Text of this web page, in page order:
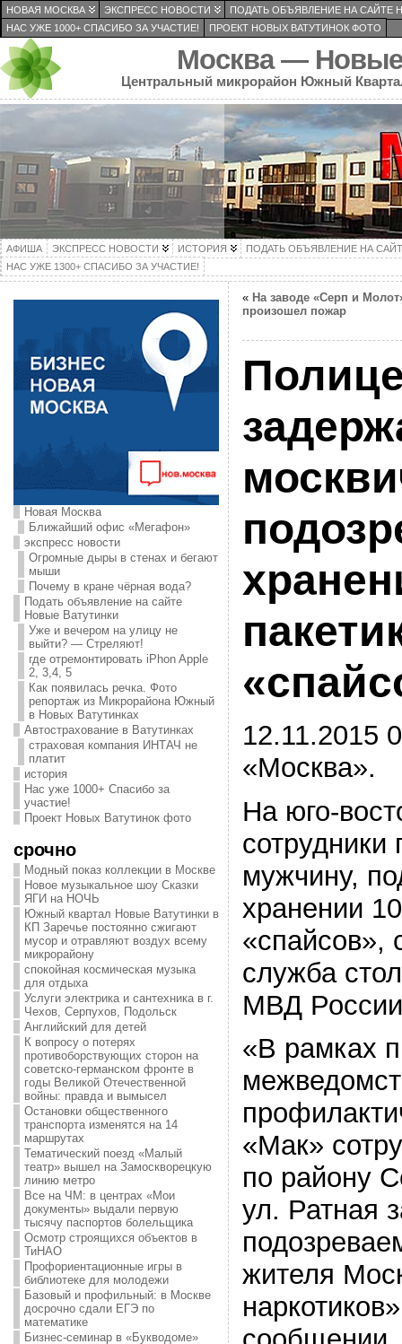
НОВАЯ МОСКВА ЭКСПРЕСС НОВОСТИ
ПОДАТЬ ОБЪЯВЛЕНИЕ НА САЙТЕ
НАС УЖЕ 1000+ СПАСИБО ЗА УЧАСТИЕ!
ПРОЕКТ НОВЫХ ВАТУТИНОК ФОТО
Москва — Новые
Центральный микрорайон Южный
АФИША ЭКСПРЕСС НОВОСТИ ИСТОРИЯ
ПОДАТЬ ОБЪЯВЛЕНИЕ НА
НАС УЖЕ 1300+ СПАСИБО ЗА УЧАСТИЕ!
Новая Москва
Ближайший офис «Мегафон»
экспресс новости
Огромные дыры в стенах и бегают
мыши
Почему в кране чёрная вода?
Подать объявление на сайте
Новые Ватутинки
Уже и вечером на улицу не
выйти? — Стреляют!
где отремонтировать iPhon Apple
2, 3,4, 5
Как появилась речка. Фото
репортаж из Микрорайона Южный
в Новых Ватутинках
Автострахование в Ватутинках
страховая компания ИНТАЧ не
платит
история
Нас уже 1000+ Спасибо за
участие!
Проект Новых Ватутинок фото
срочно
Модный показ коллекции в Москве
Новое музыкальное шоу Сказки
ЯГИ на НОЧЬ
Южный квартал Новые Ватутинки в
КП Заречье постоянно сжигают
мусор и отравляют воздух всему
микрорайону
спокойная космическая музыка
для отдыха
Услуги электрика и сантехника в г.
Чехов, Серпухов, Подольск
Английский для детей
К вопросу о потерях
противоборствующих сторон на
советско-германском фронте в
годы Великой Отечественной
войны: правда и вымысел
Остановки общественного
транспорта изменятся на 14
маршрутах
Тематический поезд «Малый
театр» вышел на Замоскворецкую
линию метро
Все на ЧМ: в центрах «Мои
документы» выдали первую
тысячу паспортов болельщика
Осмотр строящихся объектов в
ТиНАО
Профориентационные игры в
библиотеке для молодежи
Базовый и профильный: в Москве
досрочно сдали ЕГЭ по
математике
Бизнес-семинар в «Букводоме»
« На заводе «Серп и
произошел пожар
12.11.2015
«Москва».
На юго-
мужчину,
хранении
«спайсов»,
служба
МВД
«В рамках
«Мак»
по району
ул. Ратная
жителя